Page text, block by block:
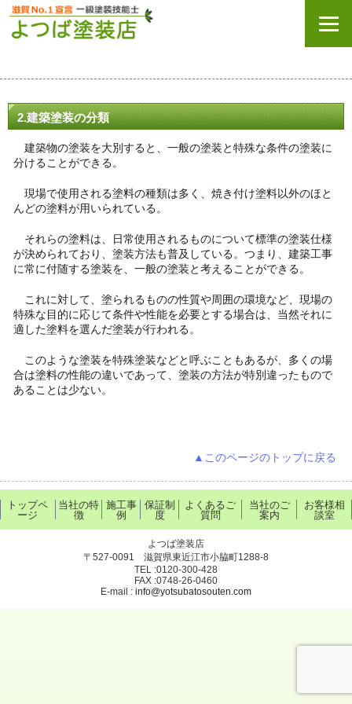
2.建築塗装の分類
建築物の塗装を大別すると、一般の塗装と特殊な条件の塗装に
分けることができる。
現場で使用される塗料の種類は多く、焼き付け塗料以外のほと
んどの塗料が用いられている。
それらの塗料は、日常使用されるものについて標準の塗装仕様
が決められており、塗装方法も普及している。つまり、建築工事
に常に付随する塗装を、一般の塗装と考えることができる。
これに対して、塗られるものの性質や周囲の環境など、現場の
特殊な目的に応じて条件や性能を必要とする場合は、当然それに
適した塗料を選んだ塗装が行われる。
このような塗装を特殊塗装などと呼ぶこともあるが、多くの場
合は塗料の性能の違いであって、塗装の方法が特別違ったもので
あることは少ない。
▲このページのトップに戻る
トップペ
ージ
当社の特
徴
施工事
例
保証制
度
よくあるご
質問
当社のご
案内
お客様相
談室
よつば塗装店
〒527-0091 滋賀県東近江市小脇町1288-8
TEL :0120-300-428
FAX :0748-26-0460
E-mail : info@yotsubatosouten.com